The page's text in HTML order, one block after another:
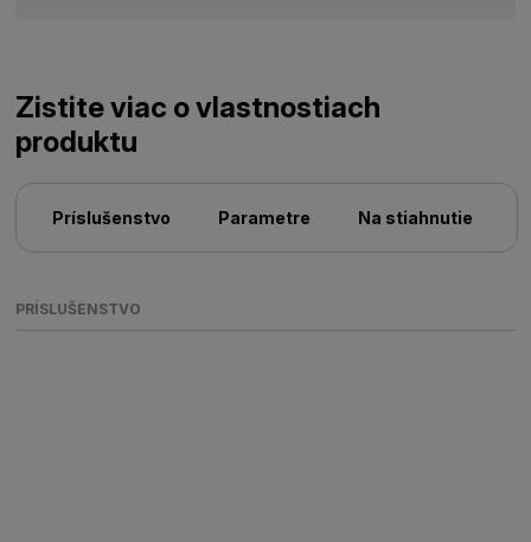
Zistite viac o vlastnostiach
produktu
Príslušenstvo Parametre Na stiahnutie
PRÍSLUŠENSTVO